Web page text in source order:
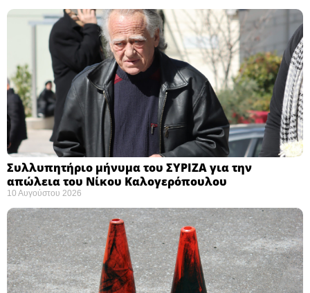
Συλλυπητήριο μήνυμα του ΣΥΡΙΖΑ για την
απώλεια του Νίκου Καλογερόπουλου ​
10 Αυγούστου 2026